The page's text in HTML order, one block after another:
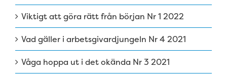
Viktigt att göra rätt från början Nr 1 2022
Vad gäller i arbetsgivardjungeln Nr 4 2021
Våga hoppa ut i det okända Nr 3 2021